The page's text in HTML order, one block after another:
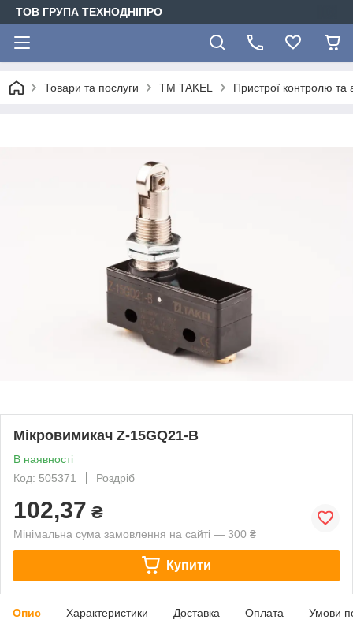
ТОВ ГРУПА ТЕХНОДНІПРО
Товари та послуги TM TAKEL Пристрої контролю та
Мікровимикач Z-15GQ21-B
В наявності
Код: 505371
Роздріб
102,37 ₴
Мінімальна сума замовлення на сайті — 300 ₴
Купити
Опис Характеристики Доставка Оплата Умови